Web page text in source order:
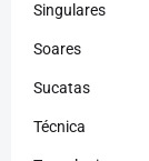
Singulares
Soares
Sucatas
Técnica